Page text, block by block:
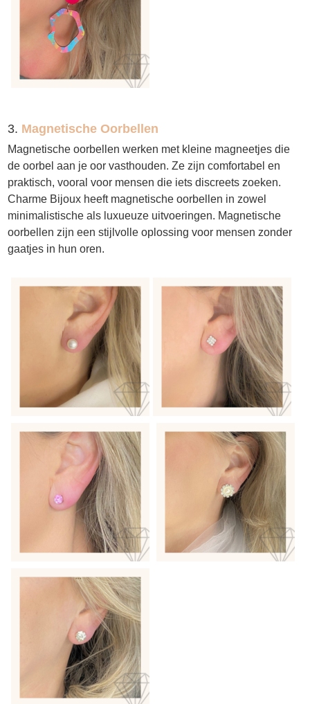
3. Magnetische Oorbellen
Magnetische oorbellen werken met kleine magneetjes die
de oorbel aan je oor vasthouden. Ze zijn comfortabel en
praktisch, vooral voor mensen die iets discreets zoeken.
Charme Bijoux heeft magnetische oorbellen in zowel
minimalistische als luxueuze uitvoeringen. Magnetische
oorbellen zijn een stijlvolle oplossing voor mensen zonder
gaatjes in hun oren.